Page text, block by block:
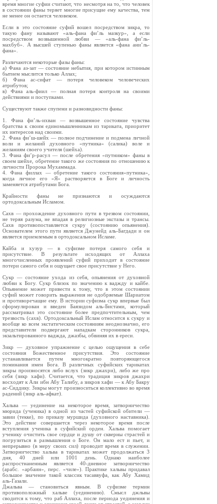
время многие суфии считают, что несмотря на то, что человек
в состоянии фаны теряет многие присущие ему качества, тем
не менее он остается человеком.
Если в это состояние суфий вошел посредством зикра, то
такую фану называют «аль-фана фи’ль мазкур», а если
посредством возвышенной любви — «аль-фана фи’ль-
махбуб». А высшей ступенью фаны является «фана ани’ль-
фана».
Различаются некоторые фазы фаны:
а) Фана аз-зат — состояние небытия, при котором истинным
бытием мыслится только Аллах;
б) Фана ас-сифат — потеря человеком человеческих
атрибутов;
в) Фана аль-фиил — полная потеря контроля на своими
действиями и поступками.
Существуют также спупени и разновидности фаны:
1. Фана фи’ль-ихван — возвышенное состояние чувства
братства к своим единомышленникам из тариката, приоритет
их интересов над своими.
2. Фана фи’ш-шейх — полное подчинение и подмена личной
воли и желаний духовного «путника» (салика) воле и
желаниям своего учителя (шейха).
3. Фана фи’р-расул — после обретения «путником» фаны в
своем шейхе, обретение такого же состояния по отношению к
личности Пророка Мухаммада.
4. Фана филлах — обретение такого состояния«путника»,
когда личное его «Я» растворяется в Боге и личность
заменяется атрибутами Бога.
Крайности фаны не признаются и осуждаются
ортодоксальным Исламом.
Сахв — прохождение духовного пути в трезвом состоянии,
не теряя разума, не впадая в религиозные экстазы и трансы.
Сахв противопоставляется сукру (состоянию опьянения).
Основателем этого пути является Джунейд аль-Багдади и он
является приемлемым в ортодоксальном Исламе.
Кайба и хузур — в суфизме потеря самого себя и
присутствие. В результате исходящих от Аллаха
многочисленных проявлений суфий приходит в состояние
потери самого себя и ощущает свое присутствие у Него.
Сукр — состояние ухода из себя, опьянения от духовной
любви к Богу. Сукр близок по значению к ваджду и кайбе.
Опьянение может привести к тому, что в этом состоянии
суфий может говорить выражения не одобряемые Шариатом
и противоречащие ему. В истории суфизма сукр впервые был
сформулирован и введен Баязидом аль-Бистами, который
рассматривал это состояние более предпочтительным, чем
трезвость (сахв). Ортодоксальный Ислам относится к сукру и
вообще ко всем экстатическим состояниям неоднозначно, его
представители подвергают нападкам сторонников сукра,
экзальтированного ваджда, джазбы, обвиняя их в ереси.
Зикр — духовное упражнение с целью ощущения в себе
состояния Божественное присутствия. Это состояние
устанавливается путем многократно повторяющегося
поминания имен Бога. В различных суфийских тарикатах
зикры произносятся либо вслух (зикр джахри), либо же про
себя (зикр хафи). Считается, что традиция зикров джахри
восходят к Али ибн Абу Талибу, а зикров хафи — к Абу Бакру
ас-Сиддику. Зикры могут произноситься коллективно во время
радений (зикр аль-афкат).
Хальва — уединение на некоторое время, затворничество
мюрида (ученика) в одной из частей суфийской обители —
завии (текке), по приказу муршида (духовного наставника).
Это действие совершается через некоторое время после
вступления ученика в суфийский орден. Хальва помогает
ученику очистить свое сердце и душу от скверны страстей и
погрузиться в размышления о Боге. Он мало ест и пьет, и
непрерывно (в меру своих сил) проводит время в служении.
Затворничество хальва в тарикатах может продолжаться 3
дня, 40 дней или 1001 день. Однако наиболее
распростнаненным является 40-дневное затворничество
(арабс. «арбаин», перс. «чиле»). Практике хальвы придавал
большое значение такой классик тасаввуфа, как Абу Хамид
аль-Газали.
Джальва — становиться явным. В суфизме термин
противоположный хальве (уединению). Смысл джльвы
сводится к тому, что раб Аллаха, после периода уединения и